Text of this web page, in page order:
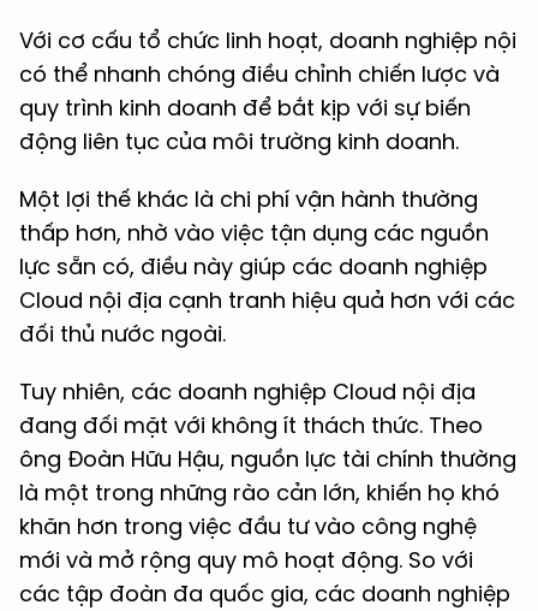
Với cơ cấu tổ chức linh hoạt, doanh nghiệp nội
có thể nhanh chóng điều chỉnh chiến lược và
quy trình kinh doanh để bắt kịp với sự biến
động liên tục của môi trường kinh doanh.
Một lợi thế khác là chi phí vận hành thường
thấp hơn, nhờ vào việc tận dụng các nguồn
lực sẵn có, điều này giúp các doanh nghiệp
Cloud nội địa cạnh tranh hiệu quả hơn với các
đối thủ nước ngoài.
Tuy nhiên, các doanh nghiệp Cloud nội địa
đang đối mặt với không ít thách thức. Theo
ông Đoàn Hữu Hậu, nguồn lực tài chính thường
là một trong những rào cản lớn, khiến họ khó
khăn hơn trong việc đầu tư vào công nghệ
mới và mở rộng quy mô hoạt động. So với
các tập đoàn đa quốc gia, các doanh nghiệp